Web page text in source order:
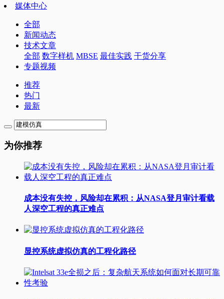
媒体中心
全部
新闻动态
技术文章
全部 数字样机 MBSE 最佳实践 干货分享
专题视频
推荐
热门
最新
为你推荐
成本没有失控，风险却在累积：从NASA登月审计看载
人深空工程的真正难点
显控系统虚拟仿真的工程化路径